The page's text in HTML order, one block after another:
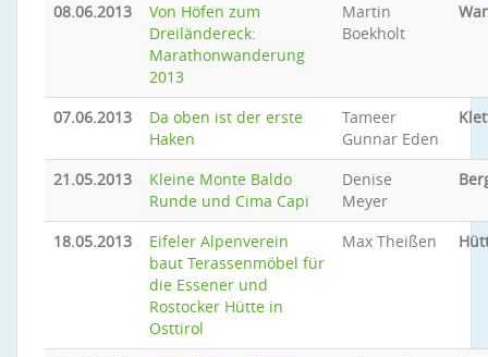
08.06.2013
Von Höfen zum
Dreiländereck:
Marathonwanderung
2013
Martin
Boekholt
07.06.2013
Da oben ist der erste
Haken
Tameer
Gunnar Eden
21.05.2013
Kleine Monte Baldo
Runde und Cima Capi
Denise
Meyer
18.05.2013
Eifeler Alpenverein
baut Terassenmöbel für
die Essener und
Rostocker Hütte in
Osttirol
Max Theißen